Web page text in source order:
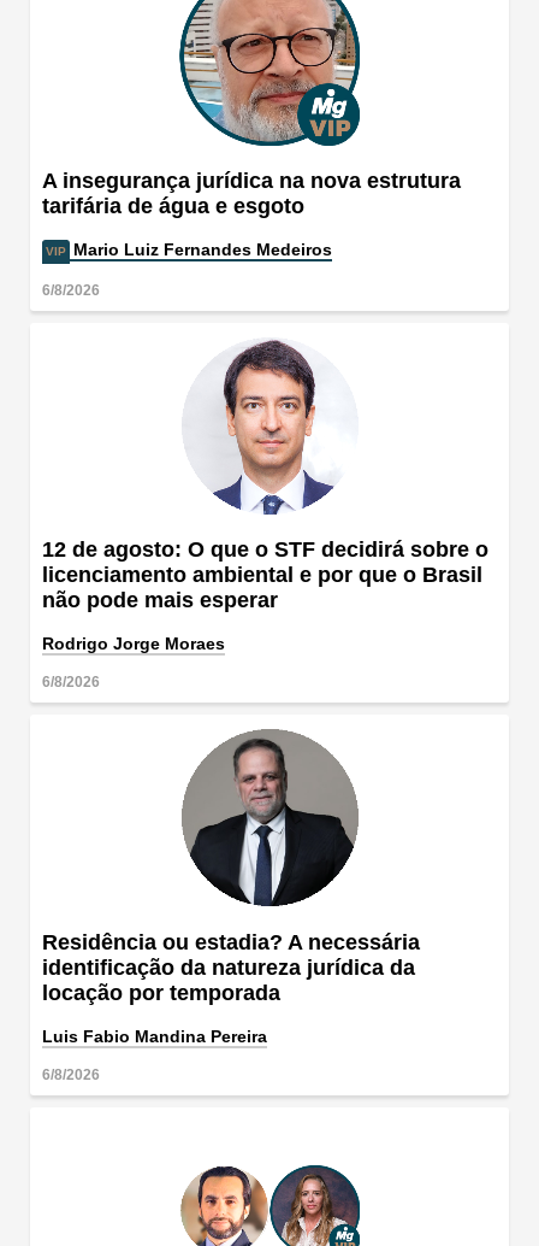
A insegurança jurídica na nova estrutura
tarifária de água e esgoto
Mario Luiz Fernandes Medeiros
6/8/2026
12 de agosto: O que o STF decidirá sobre o
licenciamento ambiental e por que o Brasil
não pode mais esperar
Rodrigo Jorge Moraes
6/8/2026
Residência ou estadia? A necessária
identificação da natureza jurídica da
locação por temporada
Luis Fabio Mandina Pereira
6/8/2026